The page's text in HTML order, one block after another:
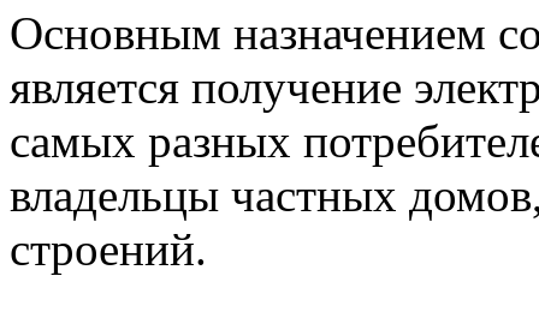
Основным назначением
является получение
самых разных
владельцы частных
строений.